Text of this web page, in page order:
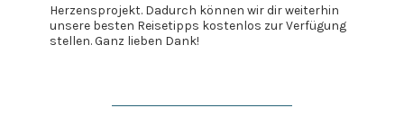
Herzensprojekt. Dadurch können wir dir weiterhin
unsere besten Reisetipps kostenlos zur Verfügung
stellen. Ganz lieben Dank!